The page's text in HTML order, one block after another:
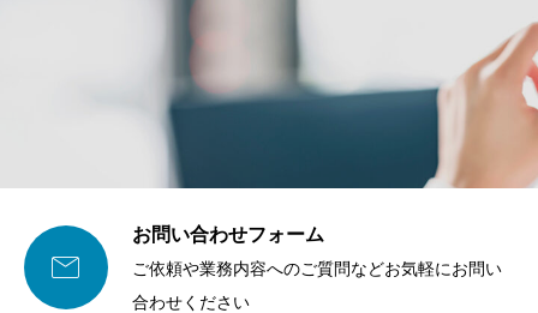

お問い合わせフォーム
ご依頼や業務内容へのご質問などお気軽にお問い
合わせください